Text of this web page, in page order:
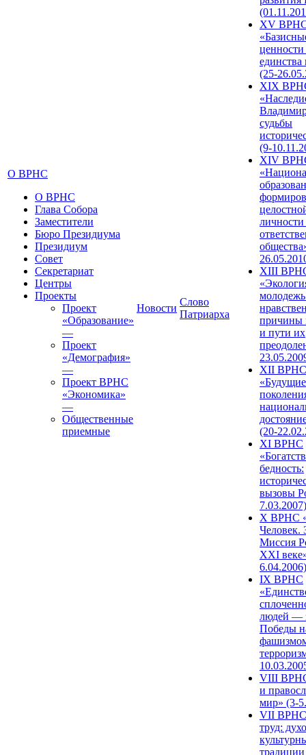
О ВРНС
О ВРНС
Глава Собора
Заместители
Бюро Президиума
Президиум
Совет
Секретариат
Центры
Проекты
Проект
«Образование»
—
Проект
«Демография»
—
Проект ВРНС
«Экономика»
—
Общественные
приемные
Новости
Слово
Патриарха
XV
единства
(25-
XIX
судьбы
(9-
XIV
XIII
причины
и пути их
XII ВРНС
«Будущие
(20-
XI ВРНС
бедность:
вызовы
7.03.2007)
X ВРНС
Человек.
Миссия
XXI
6.04.2006)
IX ВРНС
людей —
Победы
VIII
и
мир» (3-
VII ВРНС
труд: